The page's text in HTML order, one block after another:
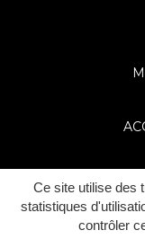
Ce site utilise des
statistiques
contrôler